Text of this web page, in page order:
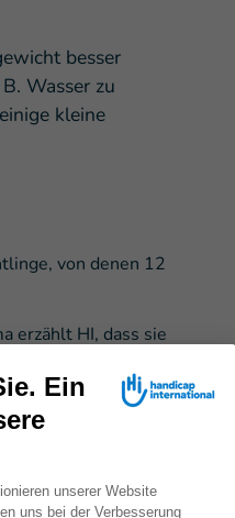
besser
Wasser zu
kleine
von denen 12
erzählt HI, dass sie
Teams von
ihre Tage